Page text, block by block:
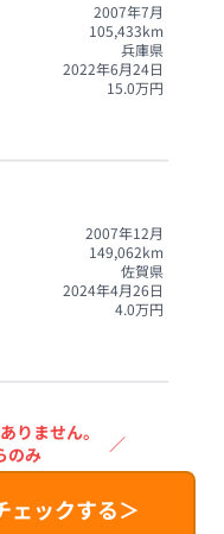
2007年7月
105,433km
兵庫県
2022年6月24日
15.0万円
2007年12月
149,062km
佐賀県
2024年4月26日
4.0万円
りません。
のみ
／
ェックする＞